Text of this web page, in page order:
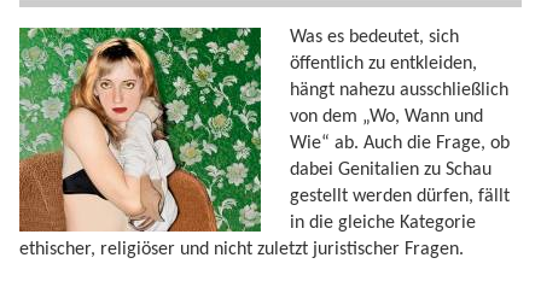
Was es bedeutet, sich
öffentlich zu entkleiden,
hängt nahezu ausschließlich
von dem „Wo, Wann und
Wie“ ab. Auch die Frage, ob
dabei Genitalien zu Schau
gestellt werden dürfen, fällt
in die gleiche Kategorie
ethischer, religiöser und nicht zuletzt juristischer Fragen.